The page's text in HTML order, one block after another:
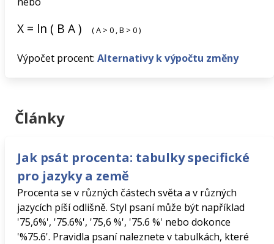
X = ln ( B A) (A > 0 ,B > 0)
Výpočet procent: Alternativy k výpočtu změny
Články
Jak psát procenta: tabulky specifické
pro jazyky a země
Procenta se v různých částech světa a v různých
jazycích píší odlišně. Styl psaní může být například
'75,6%', '75.6%', '75,6 %', '75.6 %' nebo dokonce
'%75.6'. Pravidla psaní naleznete v tabulkách, které